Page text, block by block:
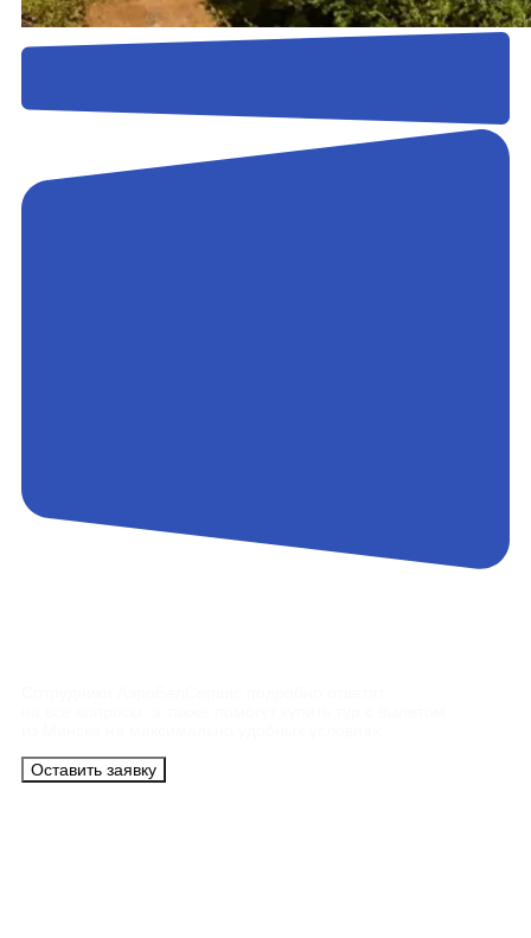
Оставить заявку